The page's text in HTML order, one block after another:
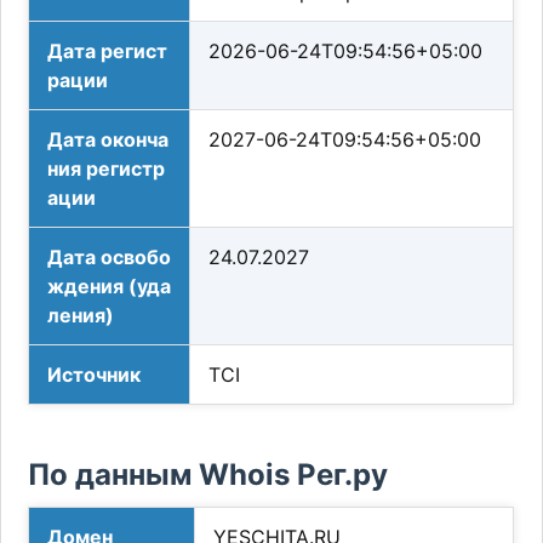
Дата регист
рации
2026-06-24T09:54:56+05:00
Дата оконча
ния регистр
ации
2027-06-24T09:54:56+05:00
Дата освобо
ждения (уда
ления)
24.07.2027
Источник TCI
По данным Whois Рег.ру
Домен YESCHITA.RU